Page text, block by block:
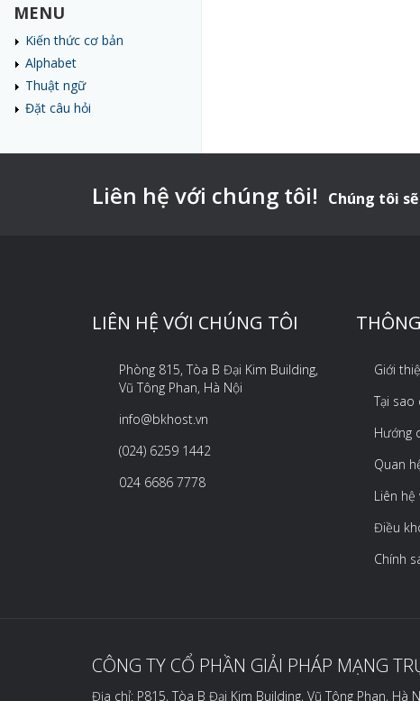
MENU
Kiến thức cơ bản
Alphabet
Thuật ngữ
Đặt câu hỏi
Liên hệ với chúng tôi! Chúng tôi
LIÊN HỆ VỚI CHÚNG TÔI
Phòng 815, Tòa B Đại Kim Building,
Vũ Tông Phan, Hà Nội
info@bkhost.vn
(024) 6259 1442
024 6686 7778
Giới
Tại sao
Hướng
Quan
Liên hệ
Điều
Chính
CÔNG TY CỔ PHẦN GIẢI PHÁP MẠNG
Địa chỉ: P815, Tòa B Đại Kim Building, Vũ Tông Phan, Hà